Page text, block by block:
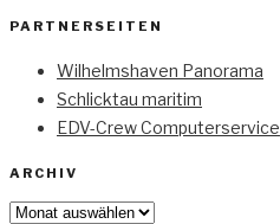
PARTNERSEITEN
Wilhelmshaven Panorama
Schlicktau maritim
EDV-Crew Computerservice
ARCHIV
Archiv